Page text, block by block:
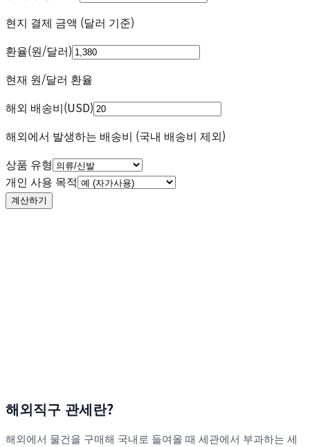
현지 결제 금액 (달러 기준)
환율(원/달러)
현재 원/달러 환율
해외 배송비(USD)
해외에서 발생하는 배송비 (국내 배송비 제외)
상품 유형
개인 사용 목적
계산하기
해외직구 관세란?
해외에서 물건을 구매해 국내로 들여올 때 세관에서 부과하는 세